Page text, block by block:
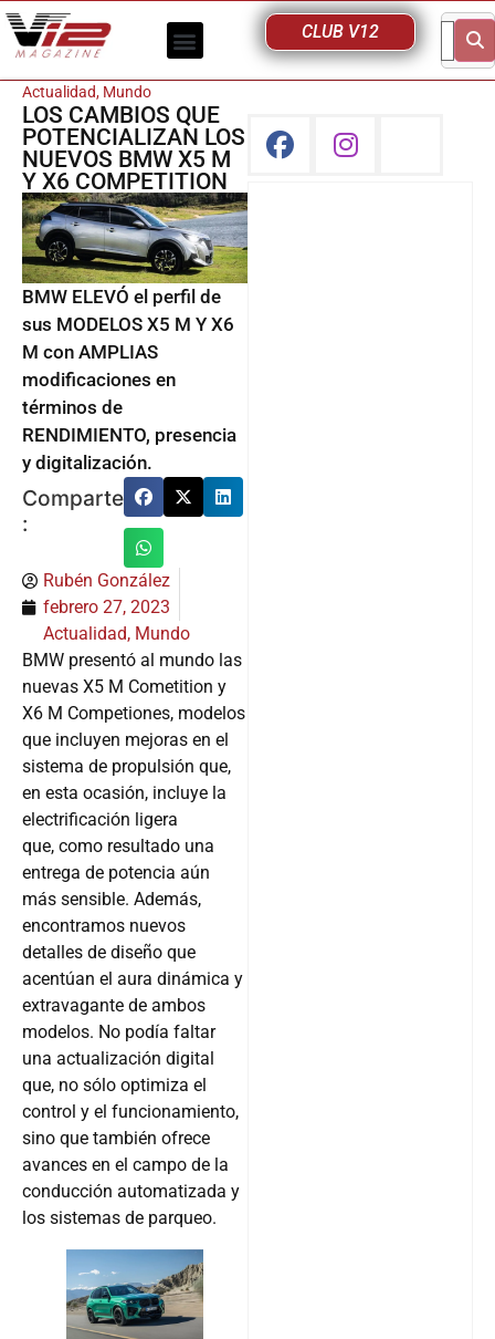
CLUB V12
Actualidad, Mundo
LOS CAMBIOS QUE
POTENCIALIZAN LOS
NUEVOS BMW X5 M
Y X6 COMPETITION
BMW ELEVÓ el perfil de
sus MODELOS X5 M Y X6
M con AMPLIAS
modificaciones en
términos de
RENDIMIENTO, presencia
y digitalización.
Comparte
:
Rubén González
febrero 27, 2023
Actualidad, Mundo
BMW presentó al mundo las
nuevas X5 M Cometition y
X6 M Competiones, modelos
que incluyen mejoras en el
sistema de propulsión que,
en esta ocasión, incluye la
electrificación ligera
que, como resultado una
entrega de potencia aún
más sensible. Además,
encontramos nuevos
detalles de diseño que
acentúan el aura dinámica y
extravagante de ambos
modelos. No podía faltar
una actualización digital
que, no sólo optimiza el
control y el funcionamiento,
sino que también ofrece
avances en el campo de la
conducción automatizada y
los sistemas de parqueo.